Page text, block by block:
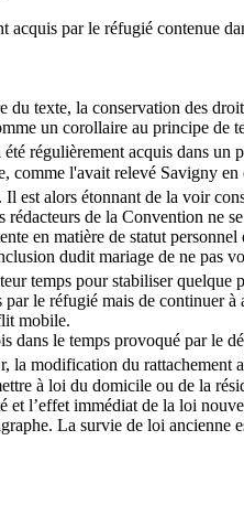
acquis par le réfugié contenue
du texte, la conservation des
un corollaire au principe
régulièrement acquis dans
comme l'avait relevé Savigny
. Il est alors étonnant de la voir
de la Convention ne
en matière de statut
dudit mariage de ne pas
temps pour stabiliser quelque
le réfugié mais de continuer
mobile.
le temps provoqué par le
la modification du rattachement
à loi du domicile ou de la
l’effet immédiat de la loi
La survie de loi ancienne